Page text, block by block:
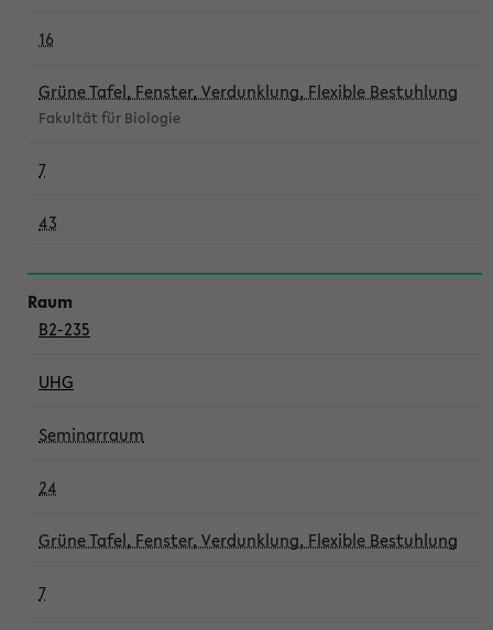
16
Grüne Tafel, Fenster, Verdunklung, Flexible Bestuhlung
Fakultät für Biologie
7
43
B2-235
UHG
Seminarraum
24
Grüne Tafel, Fenster, Verdunklung, Flexible Bestuhlung
7